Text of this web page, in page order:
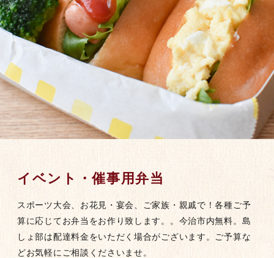
イベント・催事用弁当
スポーツ大会、お花見・宴会、ご家族・親戚で！各種ご予
算に応じてお弁当をお作り致します。。今治市内無料。島
しょ部は配達料金をいただく場合がございます。ご予算な
どお気軽にご相談くださいませ。